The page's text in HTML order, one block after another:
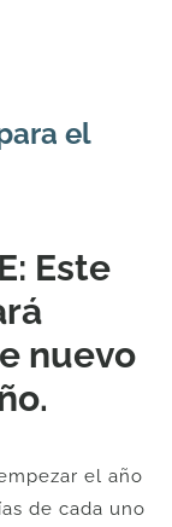
el
Este
nuevo
el año
de cada uno